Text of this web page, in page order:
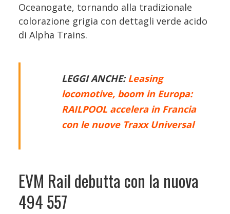
Oceanogate, tornando alla tradizionale
colorazione grigia con dettagli verde acido
di Alpha Trains.
LEGGI ANCHE: Leasing
locomotive, boom in Europa:
RAILPOOL accelera in Francia
con le nuove Traxx Universal
EVM Rail debutta con la nuova
494 557